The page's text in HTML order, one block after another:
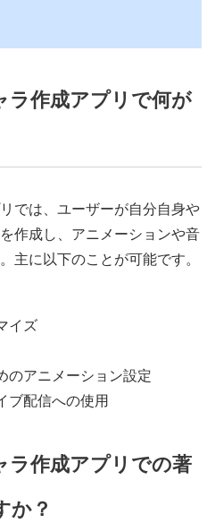
ラ作成アプリで何が
では、ユーザーが自分自身や
作成し、アニメーションや音
主に以下のことが可能です。
イズ
のアニメーション設定
ブ配信への使用
ラ作成アプリでの著
か？